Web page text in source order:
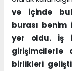
ve içinde
burası
yer oldu. İş
girişimcilerle
birlikleri